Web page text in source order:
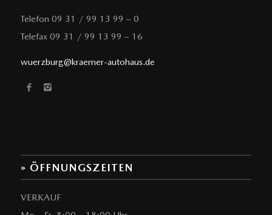
Telefon 09 31 / 99 13 99 – 0
Telefax 09 31 / 99 13 99 – 16
wuerzburg@kraemer-autohaus.de
» ÖFFNUNGSZEITEN
VERKAUF